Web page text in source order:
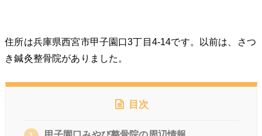
住所は兵庫県西宮市甲子園口3丁目4-14です。以前は、さつ
き鍼灸整骨院がありました。
目次